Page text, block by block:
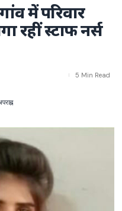
में परिवार
रहीं स्टाफ नर्स
5 Min Read